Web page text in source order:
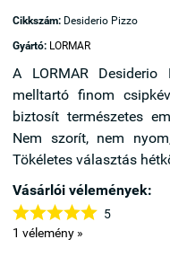
Cikkszám: Desiderio Pizzo
Gyártó: LORMAR
A LORMAR
melltartó finom
biztosít természetes
Nem szorít, nem
Tökéletes választás
Vásárlói vélemények:
 5
1 vélemény »